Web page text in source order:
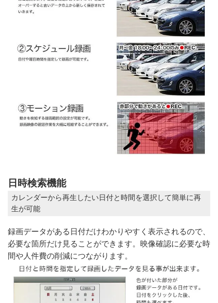
日時検索機能
カレンダーから再生したい日付と時間を選択して簡単に再
生が可能
録画データがある日付だけわかりやすく表示されるので、
必要な箇所だけ見ることができます。映像確認に必要な時
間や人件費の削減につながります。